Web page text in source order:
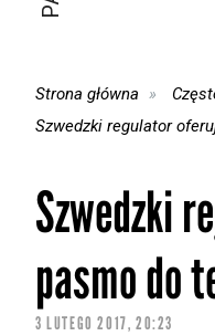
Strona główna
Szwedzki regulator
Szwedzki
pasmo do
3 LUTEGO 2017, 20:23